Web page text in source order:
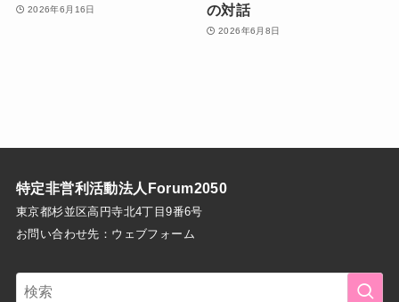
2026年6月16日
の対話
2026年6月8日
特定非営利活動法人Forum2050
東京都杉並区高円寺北4丁目9番6号
お問い合わせ先： ウェブフォーム